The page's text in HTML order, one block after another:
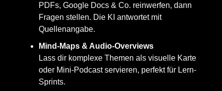
PDFs, Google Docs & Co. reinwerfen, dann
Fragen stellen. Die KI antwortet mit
Quellenangabe.
Mind-Maps & Audio-Overviews
Lass dir komplexe Themen als visuelle Karte
oder Mini-Podcast servieren, perfekt für Lern-
Sprints.